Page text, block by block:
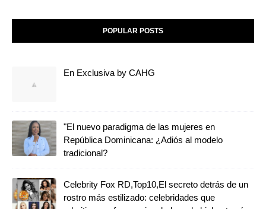
POPULAR POSTS
En Exclusiva by CAHG
"El nuevo paradigma de las mujeres en
República Dominicana: ¿Adiós al modelo
tradicional?
Celebrity Fox RD,Top10,El secreto detrás de un
rostro más estilizado: celebridades que